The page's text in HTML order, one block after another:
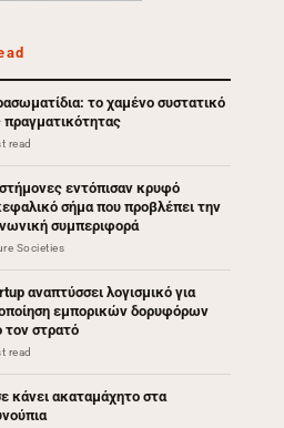
το χαμένο συστατικό
πραγματικότητας
read
εντόπισαν κρυφό
σήμα που προβλέπει την
συμπεριφορά
Societies
αναπτύσσει λογισμικό για
εμπορικών δορυφόρων
τον στρατό
read
κάνει ακαταμάχητο στα